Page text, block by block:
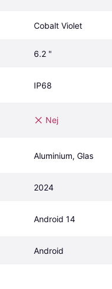
Cobalt Violet
6.2 "
IP68
Nej
Aluminium, Glas
2024
Android 14
Android